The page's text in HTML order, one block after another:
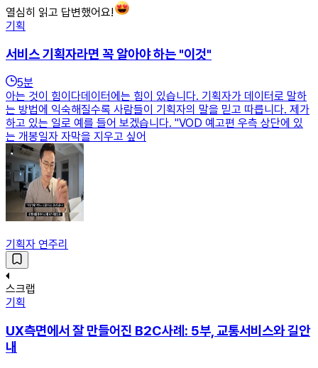
열심히 읽고 답변했어요!
기획
서비스 기획자라면 꼭 알아야 하는 "이것"
5분
아는 것이 힘이다데이터에는 힘이 있습니다. 기획자가 데이터로 말하
는 방법에 익숙해질수록 사람들이 기획자의 말을 믿고 따릅니다. 제가
하고 있는 일로 예를 들어 보겠습니다. "VOD 예고편 우측 상단에 있
는 개봉일자 자막을 지우고 싶어
기획자 연주리
스크랩
기획
UX측면에서 잘 만들어진 B2C사례: 5부, 교통서비스와 길안
내